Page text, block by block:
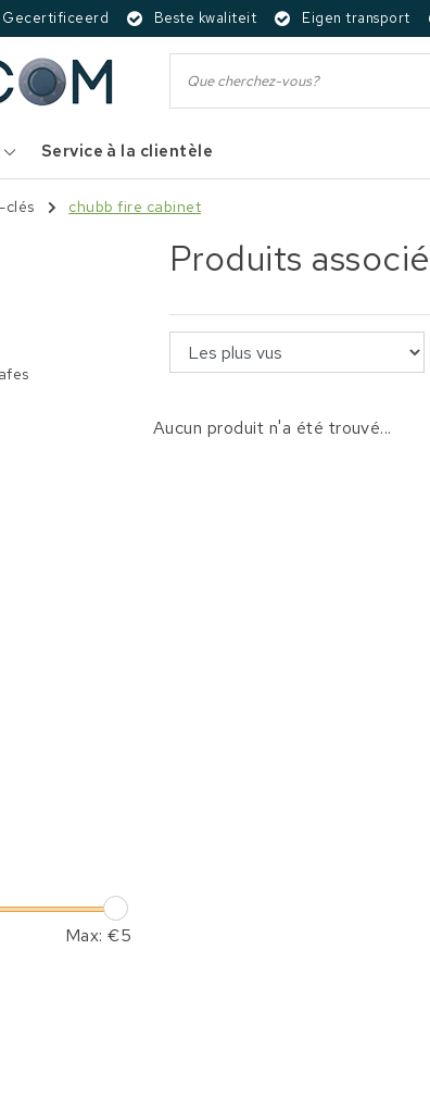
Gecertificeerd Beste kwaliteit Eigen transport
Service à la clientèle
clés chubb fire cabinet
Max: €5
Produits
Aucun produit n'a été trouvé...